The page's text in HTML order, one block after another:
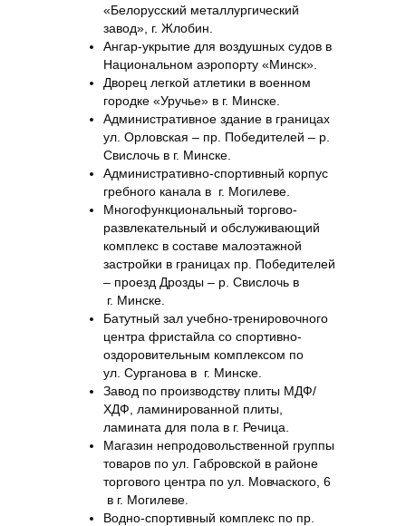
«Белорусский металлургический
завод», г. Жлобин.
Ангар-укрытие для воздушных судов в
Национальном аэропорту «Минск».
Дворец легкой атлетики в военном
городке «Уручье» в г. Минске.
Административное здание в границах
ул. Орловская – пр. Победителей – р.
Свислочь в г. Минске.
Административно-спортивный корпус
гребного канала в г. Могилеве.
Многофункциональный торгово-
развлекательный и обслуживающий
комплекс в составе малоэтажной
застройки в границах пр. Победителей
– проезд Дрозды – р. Свислочь в
г. Минске.
Батутный зал учебно-тренировочного
центра фристайла со спортивно-
оздоровительным комплексом по
ул. Сурганова в г. Минске.
Завод по производству плиты МДФ/
ХДФ, ламинированной плиты,
ламината для пола в г. Речица.
Магазин непродовольственной группы
товаров по ул. Габровской в районе
торгового центра по ул. Мовчаского, 6
в г. Могилеве.
Водно-спортивный комплекс по пр.